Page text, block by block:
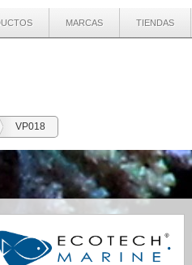
MARCAS TIENDAS
VP018